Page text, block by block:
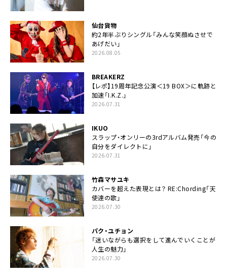
仙台貨物
約2年半ぶりシングル「みんな笑顔ぬさせで
あげだい」
2026.08.05
BREAKERZ
【レポ】19周年記念公演＜19 BOX＞に軌跡と
加速「I.K.Z.」
2026.07.31
IKUO
スラップ・オンリーの3rdアルバム発売「今の
自分をダイレクトに」
2026.07.31
竹森マサユキ
カバーを超えた表現とは？ RE:Chording「天
使達の歌」
2026.07.30
パク・ユチョン
「迷いながらも選択をして進んでいくことが
人生の魅力」
2026.07.30